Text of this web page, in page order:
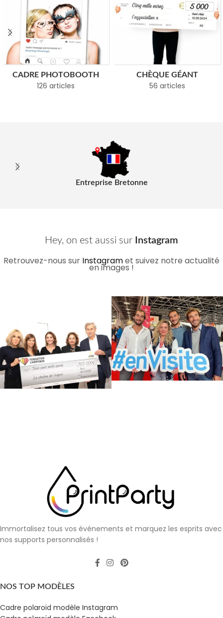
CADRE PHOTOBOOTH
126 articles
CHÈQUE GÉANT
56 articles
Entreprise Bretonne
Hey, on est aussi sur Instagram
Retrouvez-nous sur Instagramet suivez notre actualité
en images !
Immortalisez tous vos événements et marquez les esprits avec
nos supports personnalisés !
NOS TOP MODÈLES
Cadre polaroïd modèle Instagram